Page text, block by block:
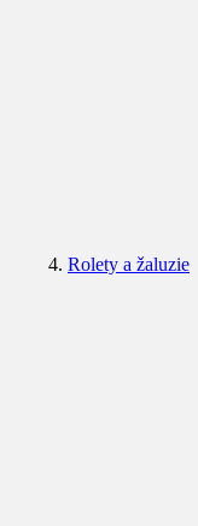
Rolety a žaluzie